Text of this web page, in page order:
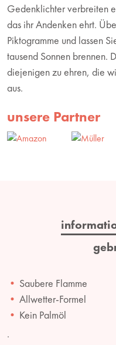
Gedenklichter verbreiten
das ihr Andenken ehrt.
Piktogramme und lassen
tausend Sonnen brennen.
diejenigen zu ehren, die
aus.
unsere Partner
Saubere Flamme
Allwetter-Formel
Kein Palmöl
.